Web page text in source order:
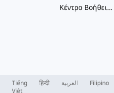
Κέντρο Βοήθειας
Tiếng
Việt
हिन्दी العربية Filipino